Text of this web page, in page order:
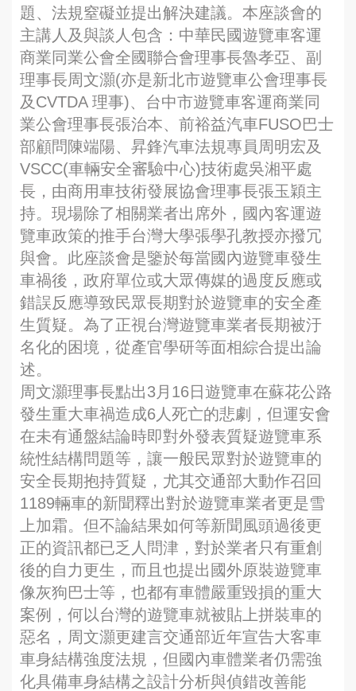
題、法規窒礙並提出解決建議。本座談會的
主講人及與談人包含：中華民國遊覽車客運
商業同業公會全國聯合會理事長魯孝亞、副
理事長周文灝(亦是新北市遊覽車公會理事長
及CVTDA 理事)、台中市遊覽車客運商業同
業公會理事長張治本、前裕益汽車FUSO巴士
部顧問陳端陽、昇鋒汽車法規專員周明宏及
VSCC(車輛安全審驗中心)技術處吳湘平處
長，由商用車技術發展協會理事長張玉穎主
持。現場除了相關業者出席外，國內客運遊
覽車政策的推手台灣大學張學孔教授亦撥冗
與會。此座談會是鑒於每當國內遊覽車發生
車禍後，政府單位或大眾傳媒的過度反應或
錯誤反應導致民眾長期對於遊覽車的安全產
生質疑。為了正視台灣遊覽車業者長期被汙
名化的困境，從產官學研等面相綜合提出論
述。
周文灝理事長點出3月16日遊覽車在蘇花公路
發生重大車禍造成6人死亡的悲劇，但運安會
在未有通盤結論時即對外發表質疑遊覽車系
統性結構問題等，讓一般民眾對於遊覽車的
安全長期抱持質疑，尤其交通部大動作召回
1189輛車的新聞釋出對於遊覽車業者更是雪
上加霜。但不論結果如何等新聞風頭過後更
正的資訊都已乏人問津，對於業者只有重創
後的自力更生，而且也提出國外原裝遊覽車
像灰狗巴士等，也都有車體嚴重毀損的重大
案例，何以台灣的遊覽車就被貼上拼裝車的
惡名，周文灝更建言交通部近年宣告大客車
車身結構強度法規，但國內車體業者仍需強
化具備車身結構之設計分析與偵錯改善能